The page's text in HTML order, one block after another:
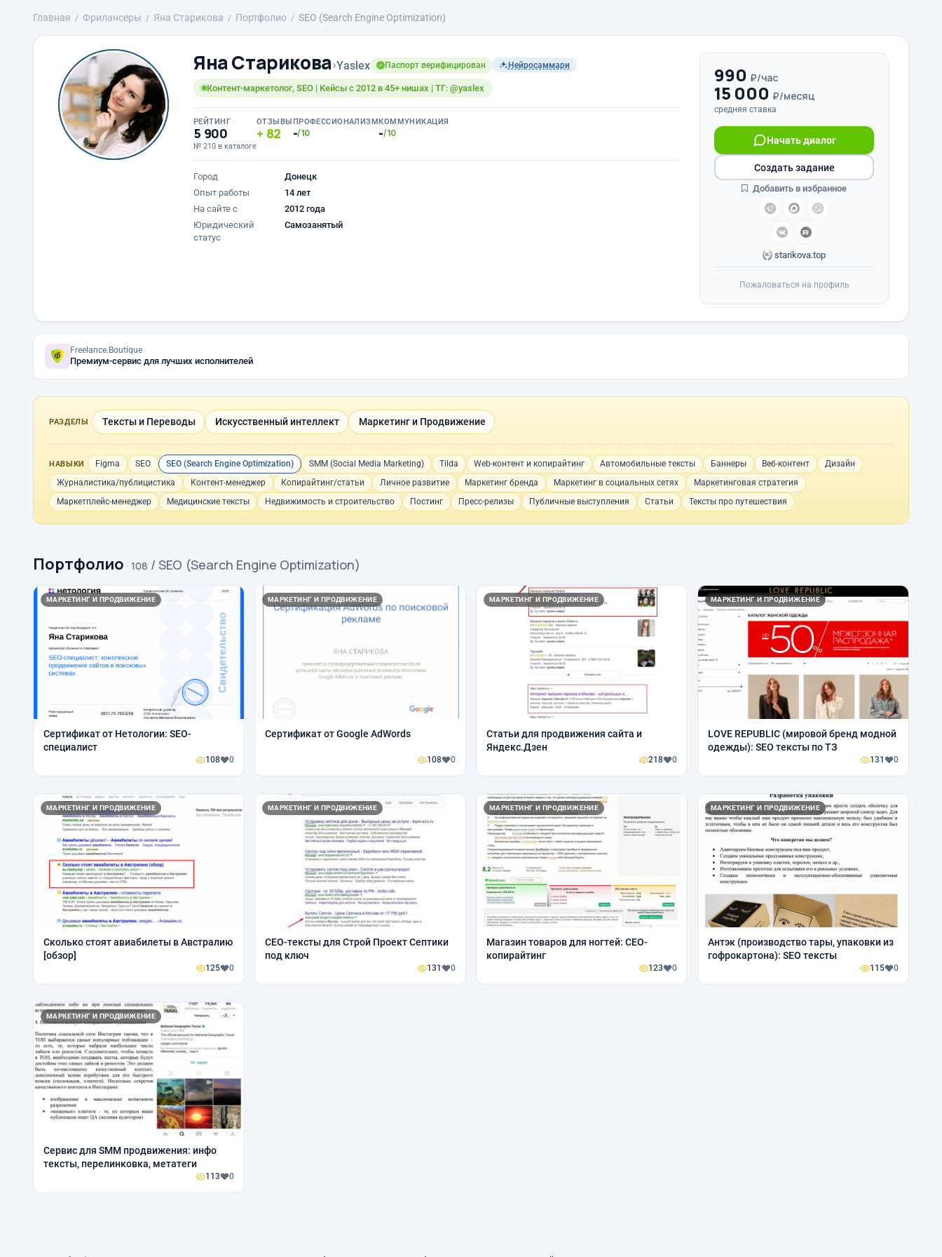
Главная Фрилансеры Яна Старикова Портфолио SEO (Search Engine Optimization)
Яна Старикова›Yaslex Паспорт верифицирован Нейросаммари
Контент-маркетолог, SEO | Кейсы с 2012 в 45+ нишах | ТГ: @yaslex
РЕЙТИНГ
5 900
№ 210 в каталоге
ОТЗЫВЫ
82
ПРОФЕССИОНАЛИЗМ
-/10
КОММУНИКАЦИЯ
-/10
Город
Донецк
Опыт работы
14 лет
На сайте с
2012 года
Юридический
статус
Самозанятый
990 ₽/час
15 000 ₽/месяц
средняя ставка
Начать диалог
starikova.top
Создать задание
Добавить в избранное
Пожаловаться на профиль
Freelance.Boutique
Премиум-сервис для лучших исполнителей
РАЗДЕЛЫ Тексты и Переводы Искусственный интеллект Маркетинг и Продвижение
НАВЫКИ Figma SEO SEO (Search Engine Optimization) SMM (Social Media Marketing) Tilda Web-контент и копирайтинг Автомобильные тексты Баннеры Веб-контент
Дизайн
Журналистика/публицистика
Контент-менеджер Копирайтинг/статьи Личное развитие Маркетинг бренда Маркетинг в социальных сетях
Маркетинговая стратегия
Маркетплейс-менеджер
Медицинские тексты Недвижимость и строительство Постинг Пресс-релизы Публичные выступления Статьи Тексты про путешествия
Портфолио · 108 / SEO (Search Engine Optimization)
МАРКЕТИНГ И ПРОДВИЖЕНИЕ
Сертификат от Нетологии: SEO-
специалист
108 0
МАРКЕТИНГ И ПРОДВИЖЕНИЕ
Сертификат от Google AdWords
108 0
МАРКЕТИНГ И ПРОДВИЖЕНИЕ
Статьи для продвижения сайта и
Яндекс.Дзен
218 0
МАРКЕТИНГ И ПРОДВИЖЕНИЕ
LOVE REPUBLIC (мировой бренд модной
одежды): SEO тексты по ТЗ
131 0
МАРКЕТИНГ И ПРОДВИЖЕНИЕ
Сколько стоят авиабилеты в Австралию
[обзор]
125 0
МАРКЕТИНГ И ПРОДВИЖЕНИЕ
СЕО-тексты для Строй Проект Септики
под ключ
131 0
МАРКЕТИНГ И ПРОДВИЖЕНИЕ
Магазин товаров для ногтей: СЕО-
копирайтинг
123 0
МАРКЕТИНГ И ПРОДВИЖЕНИЕ
Антэк (производство тары, упаковки из
гофрокартона): SEO тексты
115 0
МАРКЕТИНГ И ПРОДВИЖЕНИЕ
Сервис для SMM продвижения: инфо
тексты, перелинковка, метатеги
113 0